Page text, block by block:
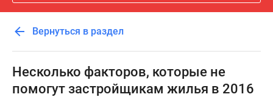
Новостройки
Москвы
Готовые
новостройки
Новостройки
Вернуться в раздел
Несколько факторов, которые не
помогут застройщикам жилья в 2016